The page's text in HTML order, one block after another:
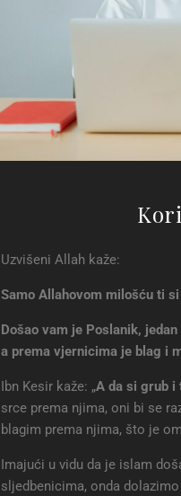
Uzvišeni Allah kaže:
Samo Allahovom milošću ti
Došao vam je Poslanik,
a prema vjernicima je blag i
Ibn Kesir kaže: „A da si grub i
srce prema njima, oni bi se
blagim prema njima, što je
Imajući u vidu da je islam
sljedbenicima, onda